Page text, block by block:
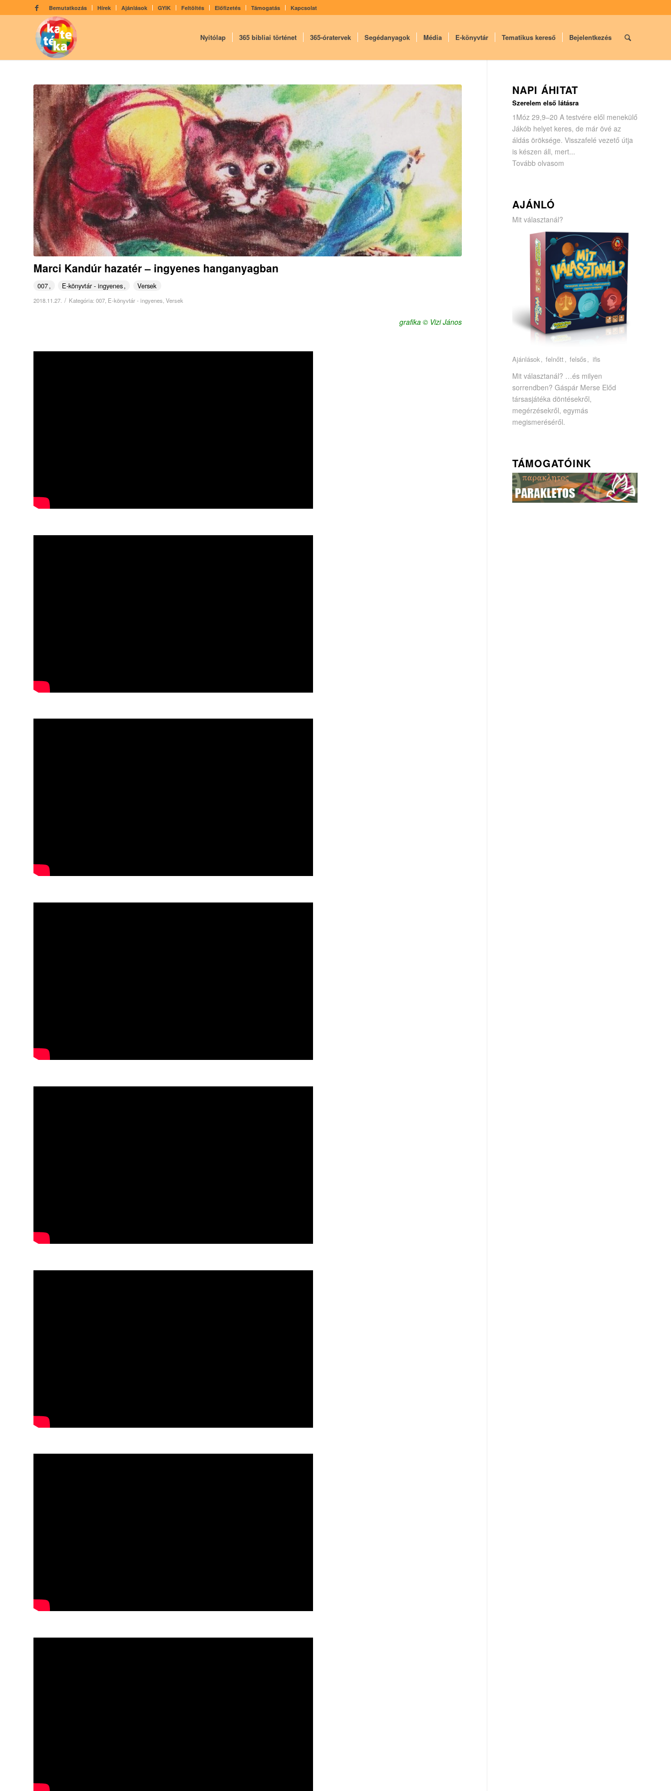
Bemutatkozás Hírek Ajánlások GYIK Feltöltés Előfizetés Támogatás Kapcsolat
Nyitólap 365 bibliai történet 365-óratervek Segédanyagok Média E-könyvtár Tematikus kereső Bejelentkezés
Marci Kandúr hazatér – ingyenes hanganyagban
007 E-könyvtár - ingyenes Versek
2018.11.27. / Kategória: 007 E-könyvtár - ingyenes Versek
grafika © Vizi János
NAPI ÁHITAT
Szerelem első látásra
1Móz 29,9–20 A testvére elől menekülő
Jákób helyet keres, de már övé az
áldás öröksége. Visszafelé vezető útja
is készen áll, mert...
Tovább olvasom
AJÁNLÓ
Mit választanál?
Ajánlások felnőtt felsős ifis
Mit választanál? …és milyen
sorrendben? Gáspár Merse Előd
társasjátéka döntésekről,
megérzésekről, egymás
megismeréséről.
TÁMOGATÓINK